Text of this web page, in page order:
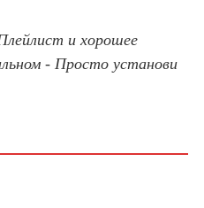
и хорошее
- Просто установи